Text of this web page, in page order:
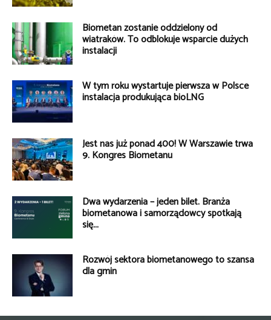
Biometan zostanie oddzielony od
wiatraków. To odblokuje wsparcie dużych
instalacji
W tym roku wystartuje pierwsza w Polsce
instalacja produkująca bioLNG
Jest nas już ponad 400! W Warszawie trwa
9. Kongres Biometanu
Dwa wydarzenia – jeden bilet. Branża
biometanowa i samorządowcy spotkają
się...
Rozwój sektora biometanowego to szansa
dla gmin